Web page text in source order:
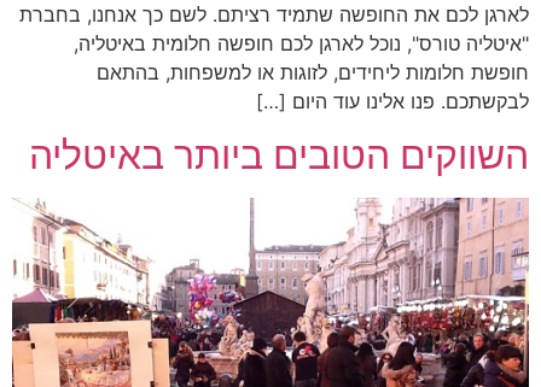
לארגן לכם את החופשה שתמיד רציתם. לשם כך אנחנו, בחברת
"איטליה טורס", נוכל לארגן לכם חופשה חלומית באיטליה,
חופשת חלומות ליחידים, לזוגות או למשפחות, בהתאם
לבקשתכם. פנו אלינו עוד היום […]
השווקים הטובים ביותר באיטליה